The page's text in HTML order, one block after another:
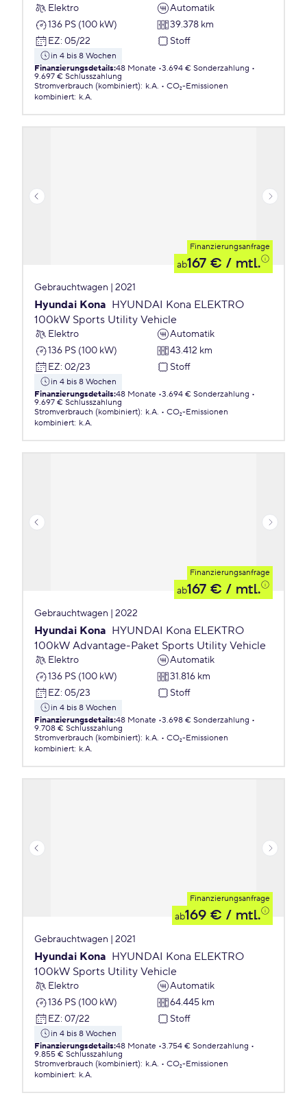
Elektro
Automatik
136 PS (100 kW)
39.378 km
EZ: 05/22 Stoff
in 4 bis 8 Wochen
Finanzierungsdetails:48 Monate 3.694 € Sonderzahlung
9.697 € Schlusszahlung
Stromverbrauch (kombiniert): k.A.
CO₂-Emissionen
kombiniert: k.A.
Finanzierungsanfrage
ab167 € / mtl.
Gebrauchtwagen | 2021
Hyundai Kona HYUNDAI Kona ELEKTRO
100kW Sports Utility Vehicle
Elektro
Automatik
136 PS (100 kW)
43.412 km
EZ: 02/23 Stoff
in 4 bis 8 Wochen
Finanzierungsdetails:48 Monate 3.694 € Sonderzahlung
9.697 € Schlusszahlung
Stromverbrauch (kombiniert): k.A.
CO₂-Emissionen
kombiniert: k.A.
Finanzierungsanfrage
ab167 € / mtl.
Gebrauchtwagen | 2022
Hyundai Kona HYUNDAI Kona ELEKTRO
100kW Advantage-Paket Sports Utility Vehicle
Elektro
Automatik
136 PS (100 kW)
31.816 km
EZ: 05/23 Stoff
in 4 bis 8 Wochen
Finanzierungsdetails:48 Monate 3.698 € Sonderzahlung
9.708 € Schlusszahlung
Stromverbrauch (kombiniert): k.A.
CO₂-Emissionen
kombiniert: k.A.
Finanzierungsanfrage
ab169 € / mtl.
Gebrauchtwagen | 2021
Hyundai Kona HYUNDAI Kona ELEKTRO
100kW Sports Utility Vehicle
Elektro
Automatik
136 PS (100 kW)
64.445 km
EZ: 07/22 Stoff
in 4 bis 8 Wochen
Finanzierungsdetails:48 Monate 3.754 € Sonderzahlung
9.855 € Schlusszahlung
Stromverbrauch (kombiniert): k.A.
CO₂-Emissionen
kombiniert: k.A.